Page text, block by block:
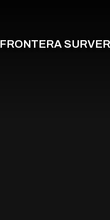
FRONTERA SUR